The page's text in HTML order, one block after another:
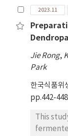
2023.11
Jie Rong,
Park
한국식품위
pp.442-448
This